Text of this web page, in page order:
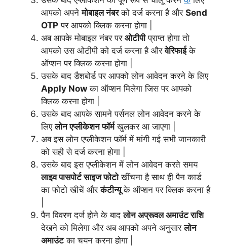
आपको अपनेमोबाइल नंबरको दर्ज करना है और Send
OTP पर आपको क्लिक करना होगा |
अब आपके मोबाइल नंबर पर ओटीपीप्राप्त होगा तो
आपको उस ओटीपी को दर्ज करना है औरवेरिफाईके
ऑप्शन पर क्लिक करना होगा |
उसके बाद डैशबोर्ड पर आपको लोन आवेदन करने के लिए
Apply Now का ऑप्शन मिलेगा जिस पर आपको
क्लिक करना होगा |
उसके बाद आपके सामने पर्सनल लोन आवेदन करने के
लिएलोन एप्लीकेशन फॉर्मखुलकर आ जाएगा |
अब इस लोन एप्लीकेशन फॉर्म में मांगी गई सभी जानकारी
को सही से दर्ज करना होगा |
उसके बाद इस एप्लीकेशन में लोन आवेदन करते समय
लाइव पासपोर्ट साइज फोटोखींचना है साथ ही पैन कार्ड
का फोटो खीचें औरकंटीन्यूके ऑप्शन पर क्लिक करना है
पैन विवरण दर्ज होने के बादलोन अप्रूवल अमाउंट राशि
देखने को मिलेगा और अब आपको अपने अनुसारलोन
अमाउंटका चयन करना होगा |